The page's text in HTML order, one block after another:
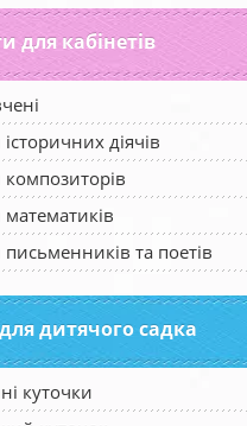
для кабінетів
діячів
та поетів
дитячого садка
куточки